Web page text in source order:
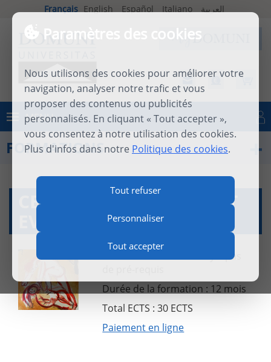
Paramètres des cookies
Nous utilisons des cookies pour améliorer votre
navigation, analyser notre trafic et vous
proposer des contenus ou publicités
personnalisés. En cliquant « Tout accepter »,
vous consentez à notre utilisation des cookies.
Plus d'infos dans notre Politique des cookies.
Tout refuser
Personnaliser
Tout accepter
Français English Español Italiano العربية
MENU Se connecter
FORMATIONS
CERT. GENÈSE : ADAM ET
EVE, CAÏN ET ABEL
Conditions d’accès : Il n’y a pas
Durée de la formation : 12 mois
Total ECTS : 30 ECTS
Paiement en ligne